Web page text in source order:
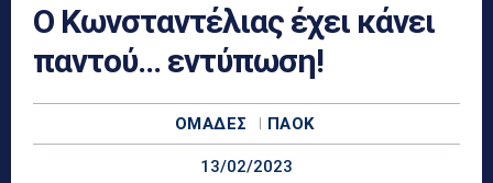
Ο Κωνσταντέλιας έχει κάνει
παντού… εντύπωση!
ΟΜΆΔΕΣ ΠΑΟΚ
13/02/2023